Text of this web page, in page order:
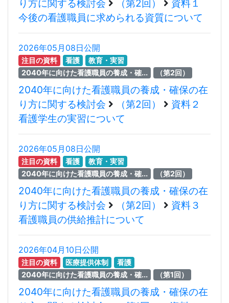
り方に関する検討会
（第2回）
資料１
今後の看護職員に求められる資質について
2026年05月08日公開
注目の資料 看護
教育・実習
2040年に向けた看護職員の養成・確...
（第2回）
2040年に向けた看護職員の養成・確保の在
り方に関する検討会
（第2回）
資料２
看護学生の実習について
2026年05月08日公開
注目の資料 看護
教育・実習
2040年に向けた看護職員の養成・確...
（第2回）
2040年に向けた看護職員の養成・確保の在
り方に関する検討会
（第2回）
資料３
看護職員の供給推計について
2026年04月10日公開
注目の資料 医療提供体制
看護
2040年に向けた看護職員の養成・確...
（第1回）
2040年に向けた看護職員の養成・確保の在